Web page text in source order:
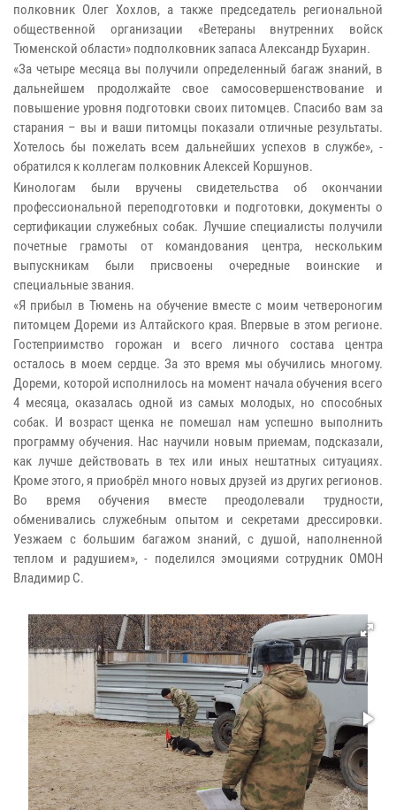
полковник Олег Хохлов, а также председатель региональной
общественной организации «Ветераны внутренних войск
Тюменской области» подполковник запаса Александр Бухарин.
«За четыре месяца вы получили определенный багаж знаний, в
дальнейшем продолжайте свое самосовершенствование и
повышение уровня подготовки своих питомцев. Спасибо вам за
старания – вы и ваши питомцы показали отличные результаты.
Хотелось бы пожелать всем дальнейших успехов в службе», -
обратился к коллегам полковник Алексей Коршунов.
Кинологам были вручены свидетельства об окончании
профессиональной переподготовки и подготовки, документы о
сертификации служебных собак. Лучшие специалисты получили
почетные грамоты от командования центра, нескольким
выпускникам были присвоены очередные воинские и
специальные звания.
«Я прибыл в Тюмень на обучение вместе с моим четвероногим
питомцем Дореми из Алтайского края. Впервые в этом регионе.
Гостеприимство горожан и всего личного состава центра
осталось в моем сердце. За это время мы обучились многому.
Дореми, которой исполнилось на момент начала обучения всего
4 месяца, оказалась одной из самых молодых, но способных
собак. И возраст щенка не помешал нам успешно выполнить
программу обучения. Нас научили новым приемам, подсказали,
как лучше действовать в тех или иных нештатных ситуациях.
Кроме этого, я приобрёл много новых друзей из других регионов.
Во время обучения вместе преодолевали трудности,
обменивались служебным опытом и секретами дрессировки.
Уезжаем с большим багажом знаний, с душой, наполненной
теплом и радушием», - поделился эмоциями сотрудник ОМОН
Владимир С.